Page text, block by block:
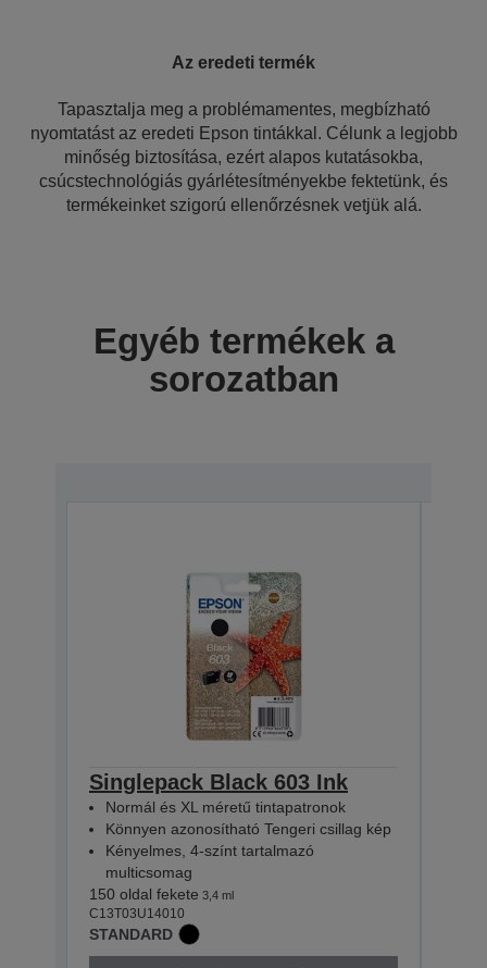
Az eredeti termék
Tapasztalja meg a problémamentes, megbízható
nyomtatást az eredeti Epson tintákkal. Célunk a legjobb
minőség biztosítása, ezért alapos kutatásokba,
csúcstechnológiás gyárlétesítményekbe fektetünk, és
termékeinket szigorú ellenőrzésnek vetjük alá.
Egyéb termékek a
sorozatban
Singlepack Black 603 Ink
Normál és XL méretű tintapatronok
Könnyen azonosítható Tengeri csillag kép
Kényelmes, 4-színt tartalmazó
multicsomag
150 oldal fekete 3,4 ml
C13T03U14010
STANDARD